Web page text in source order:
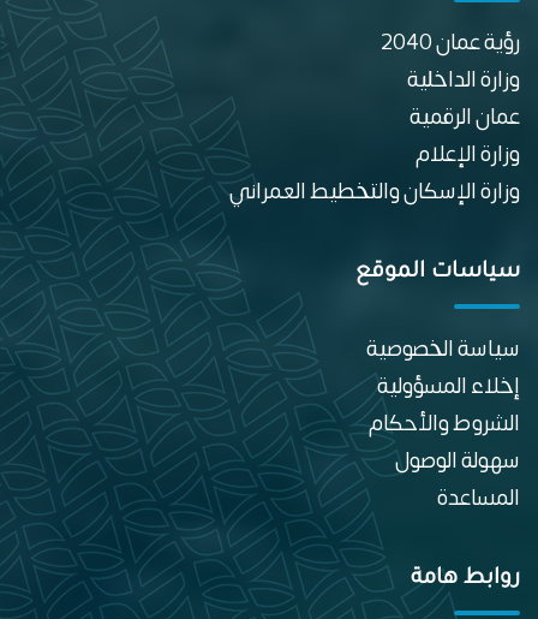
رؤية عمان 2040
وزارة الداخلية
عمان الرقمية
وزارة الإعلام
وزارة الإسكان والتخطيط العمراني
سياسات الموقع
سياسة الخصوصية
إخلاء المسؤولية
الشروط والأحكام
سهولة الوصول
المساعدة
روابط هامة